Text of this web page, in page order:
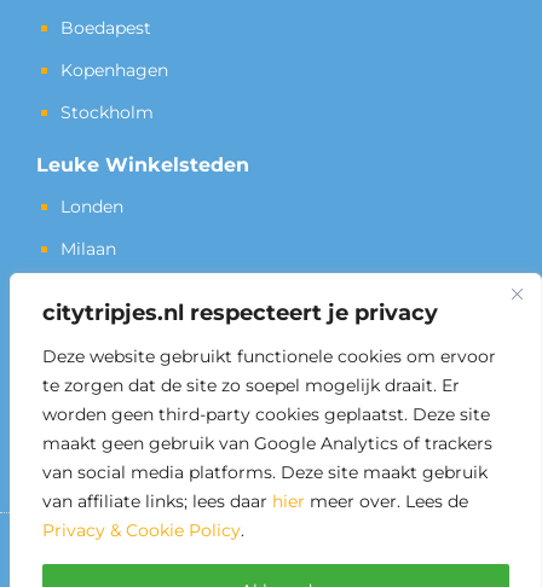
citytripjes.nl respecteert je privacy
Deze website gebruikt functionele cookies om ervoor
te zorgen dat de site zo soepel mogelijk draait. Er
worden geen third-party cookies geplaatst. Deze site
maakt geen gebruik van Google Analytics of trackers
van social media platforms. Deze site maakt gebruik
van affiliate links; lees daar hier meer over. Lees de
Privacy & Cookie Policy.
Boedapest
Kopenhagen
Stockholm
Leuke Winkelsteden
Londen
Milaan
Culturele Steden
Berlijn
Istanbul
Wenen
Home Privacy Sitemap
St. Antonielaan 160 | 6821 GK Arnhem KVK 5221823